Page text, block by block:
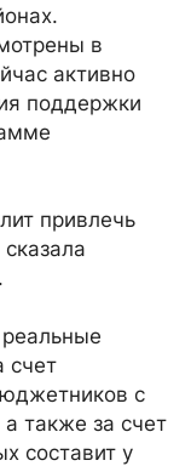
в
активно
поддержки
привлечь
счет
с
также за счет
составит у